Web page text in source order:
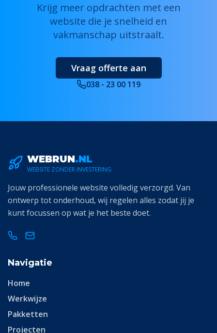
Krijg meer opdrachten met een
website die je snelheid en
vakmanschap uitstraalt.
Vraag offerte aan
038 - 23 00 119
WEBRUN.NL
WEBSITE ZONDER INVESTERING
Jouw professionele website volledig verzorgd. Van
ontwerp tot onderhoud, wij regelen alles zodat jij je
kunt focussen op wat je het beste doet.
Navigatie
Home
Werkwijze
Pakketten
Projecten